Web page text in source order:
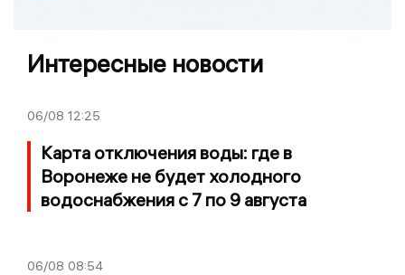
Интересные новости
06/08 12:25
Карта отключения воды: где в
Воронеже не будет холодного
водоснабжения с 7 по 9 августа
06/08 08:54